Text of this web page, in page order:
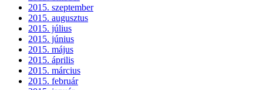
2015. szeptember
2015. augusztus
2015. július
2015. június
2015. május
2015. április
2015. március
2015. február